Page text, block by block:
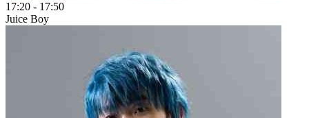
17:20 - 17:50
Juice Boy